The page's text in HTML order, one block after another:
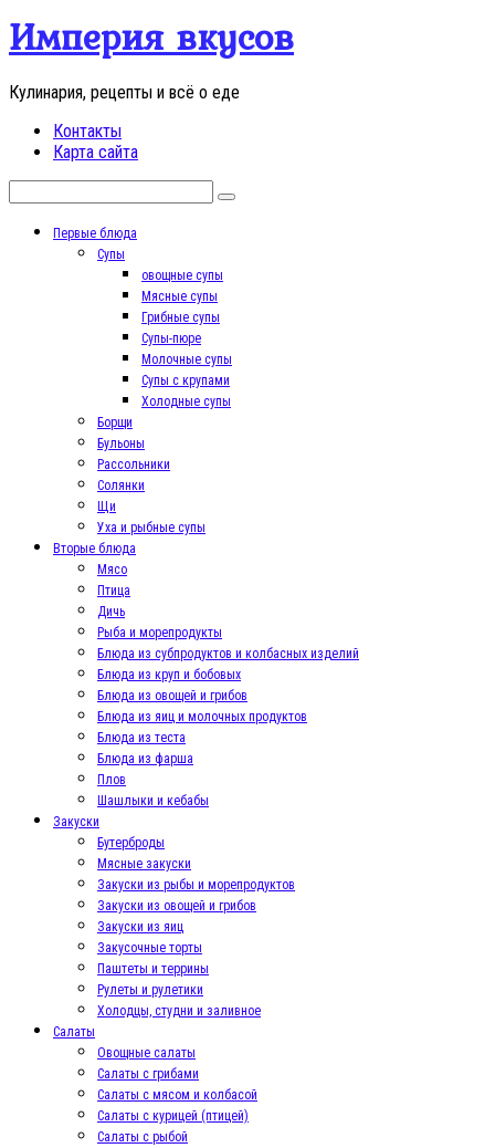
Перейти
контенту
Империя вкусов
Кулинария, рецепты и всё о еде
Контакты
Карта сайта
Первые блюда
Супы
овощные супы
Мясные супы
Грибные супы
Супы-пюре
Молочные супы
Супы с крупами
Холодные супы
Борщи
Бульоны
Рассольники
Солянки
Щи
Уха и рыбные супы
Вторые блюда
Мясо
Птица
Дичь
Рыба и морепродукты
Блюда из субпродуктов и колбасных изделий
Блюда из круп и бобовых
Блюда из овощей и грибов
Блюда из яиц и молочных продуктов
Блюда из теста
Блюда из фарша
Плов
Шашлыки и кебабы
Закуски
Бутерброды
Мясные закуски
Закуски из рыбы и морепродуктов
Закуски из овощей и грибов
Закуски из яиц
Закусочные торты
Паштеты и террины
Рулеты и рулетики
Холодцы, студни и заливное
Салаты
Овощные салаты
Салаты с грибами
Салаты с мясом и колбасой
Салаты с курицей (птицей)
Салаты с рыбой